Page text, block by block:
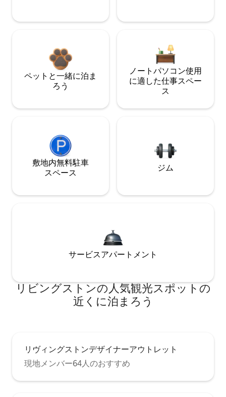
ペットと一緒に泊ま
ろう
ノートパソコン使用
に適した仕事スペー
ス
敷地内無料駐⁠車
ス⁠ペ⁠ー⁠ス
ジム
サービスアパートメント
リビングストンの人気観光スポットの
近くに泊まろう
リヴィングストンデザイナーアウトレット
現地メンバー64人のおすすめ